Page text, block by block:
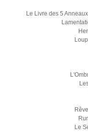
Le Livre des 5
Le